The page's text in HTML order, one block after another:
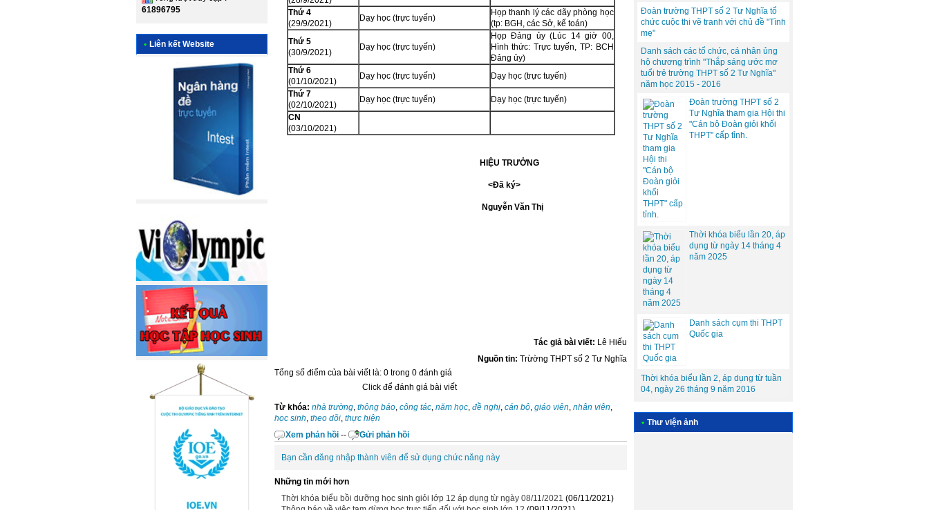
61896795
• Liên kết Website
Thứ 4
(29/9/2021)
Dạy học (trực tuyến)
Họp thanh lý các dãy phòng học
(tp: BGH, các Sở, kế toán)
Thứ 5
(30/9/2021)
Dạy học (trực tuyến)
Họp Đảng ủy (Lúc 14 giờ 00,
Hình thức: Trực tuyến, TP: BCH
Đảng ủy)
Thứ 6
(01/10/2021)
Dạy học (trực tuyến)
Dạy học (trực tuyến)
Thứ 7
(02/10/2021)
Dạy học (trực tuyến)
Dạy học (trực tuyến)
CN
(03/10/2021)
HIỆU TRƯỞNG
<Đã ký>
Nguyễn Văn Thị
Tác giả bài viết: Lê Hiếu
Nguồn tin: Trừờng THPT số 2 Tư Nghĩa
Tổng số điểm của bài viết là: 0 trong 0 đánh giá
Click để đánh giá bài viết
Từ khóa: nhà trường, thông báo, công tác, năm học, đề nghị, cán bộ, giáo viên, nhân viên,
học sinh, theo dõi, thực hiện
Xem phản hồi -- Gửi phản hồi
Bạn cần đăng nhập thành viên để sử dụng chức năng này
Những tin mới hơn
Thời khóa biểu bồi dưỡng học sinh giỏi lớp 12 áp dụng từ ngày 08/11/2021 (06/11/2021)
Đoàn trường THPT số 2 Tư Nghĩa tổ
chức cuộc thi vẽ tranh với chủ đề "Tình
mẹ"
Danh sách các tổ chức, cá nhân ủng
hộ chương trình "Thắp sáng ước mơ
tuổi trẻ trường THPT số 2 Tư Nghĩa"
năm học 2015 - 2016
Đoàn trường THPT số 2
Tư Nghĩa tham gia Hội thi
"Cán bộ Đoàn giỏi khối
THPT" cấp tỉnh.
Thời khóa biểu lần 20, áp
dụng từ ngày 14 tháng 4
năm 2025
Danh sách cụm thi THPT
Quốc gia
Thời khóa biểu lần 2, áp dụng từ tuần
04, ngày 26 tháng 9 năm 2016
• Thư viện ảnh